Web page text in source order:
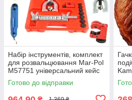
Набір інструментів, комплект
для розвальцювання Mar-Pol
M57751 універсальний кейс
Готово до відправки